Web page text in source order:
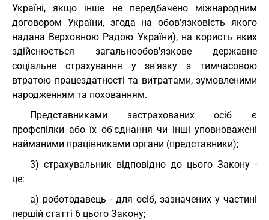
Україні, якщо інше не передбачено міжнародним
договором України, згода на обов'язковість якого
надана Верховною Радою України), на користь яких
здійснюється загальнообов'язкове державне
соціальне страхування у зв'язку з тимчасовою
втратою працездатності та витратами, зумовленими
народженням та похованням.
Представниками застрахованих осіб є
профспілки або їх об'єднання чи інші уповноважені
найманими працівниками органи (представники);
3) страхувальник відповідно до цього Закону -
це:
а) роботодавець - для осіб, зазначених у частині
першій статті 6 цього Закону;